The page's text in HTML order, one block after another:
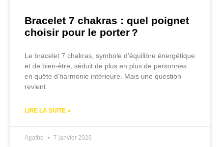
Bracelet 7 chakras : quel poignet
choisir pour le porter ?
Le bracelet 7 chakras, symbole d’équilibre énergétique
et de bien-être, séduit de plus en plus de personnes
en quête d’harmonie intérieure. Mais une question
revient
LIRE LA SUITE »
Agathe 7 janvier 2026